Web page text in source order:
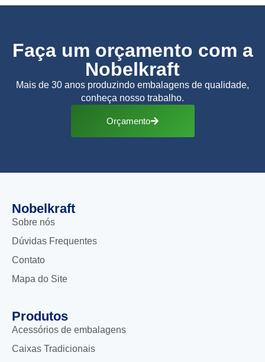
Faça um orçamento com a
Nobelkraft
Mais de 30 anos produzindo embalagens de qualidade,
conheça nosso trabalho.
Orçamento
Nobelkraft
Sobre nós
Dúvidas Frequentes
Contato
Mapa do Site
Produtos
Acessórios de embalagens
Caixas Tradicionais